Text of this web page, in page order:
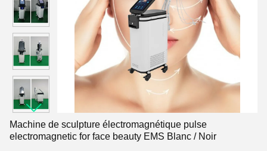
Machine de sculpture électromagnétique pulse
electromagnetic for face beauty EMS Blanc / Noir